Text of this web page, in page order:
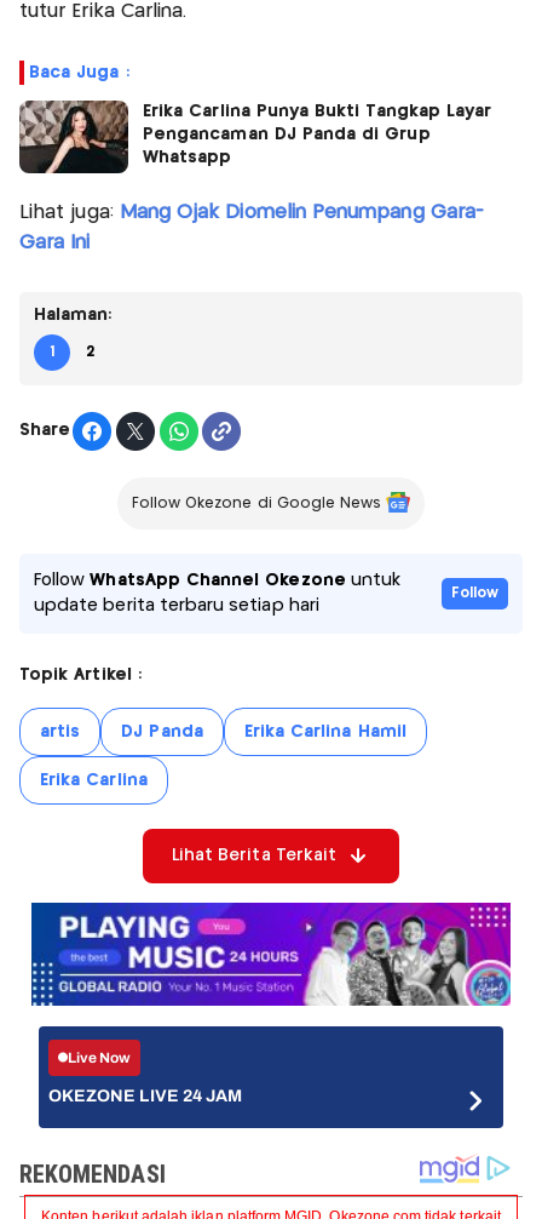
tutur Erika Carlina.
Baca Juga :
Erika Carlina Punya Bukti Tangkap Layar
Pengancaman DJ Panda di Grup
Whatsapp
Lihat juga: Mang Ojak Diomelin Penumpang Gara-
Gara Ini
Halaman:
1 2
Share
Follow Okezone di Google News
FollowWhatsApp Channel Okezone untuk
update berita terbaru setiap hari
Follow
Topik Artikel :
artis DJ Panda Erika Carlina Hamil
Erika Carlina
Lihat Berita Terkait
Live Now
OKEZONE LIVE 24 JAM